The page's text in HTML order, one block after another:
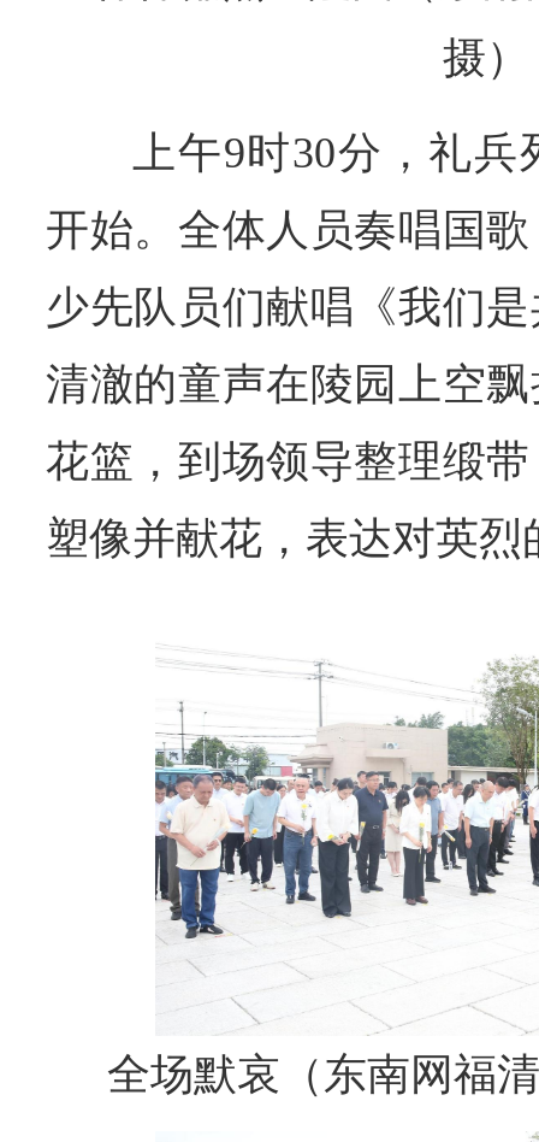
摄）
上午9时30分，礼
开始。全体人员奏唱国
少先队员们献唱《我们
清澈的童声在陵园上空
花篮，到场领导整理缎
塑像并献花，表达对英烈
全场默哀（东南网福